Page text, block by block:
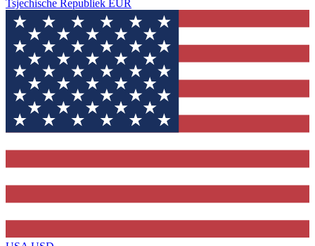
Tsjechische Republiek EUR